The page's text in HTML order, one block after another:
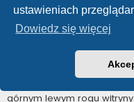
ustawieniach
Dowiedz się więcej
Na górę
W jaki sposób można
Swoje posty można
posty” znajdujący się w
odnośnik “Posty
wybierając „Twoje posty”
górnym lewym rogu